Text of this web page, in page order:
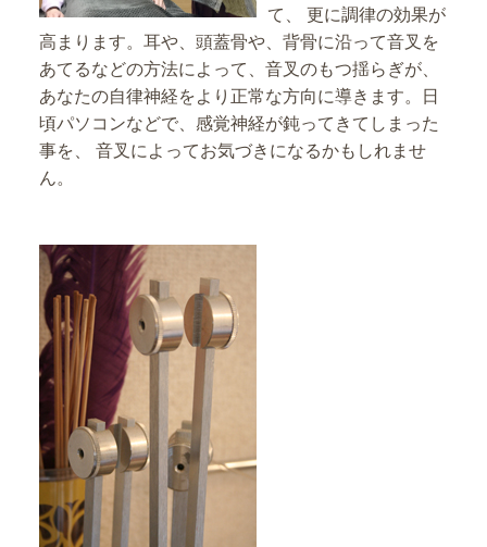
て、
更に調律の効果が
高まります。 耳や、頭蓋骨や、背骨に沿って音叉を
あてるなどの方法によって、 音叉のもつ揺らぎが、
あなたの自律神経をより正常な方向に導きます。 日
頃パソコンなどで、感覚神経が鈍ってきてしまった
事を、
音叉によってお気づきになるかもしれませ
ん。